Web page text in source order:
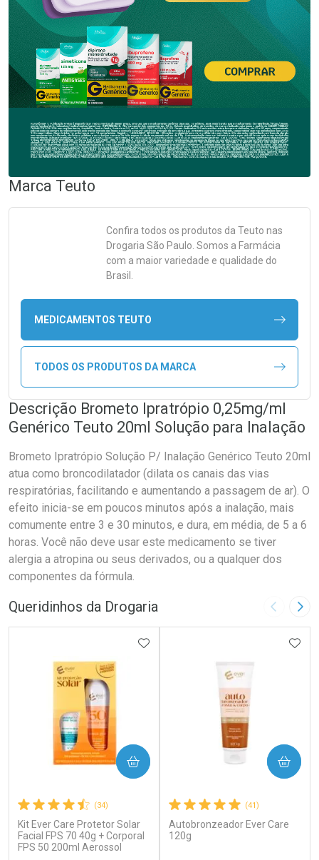
Marca Teuto
Confira todos os produtos da Teuto nas
Drogaria São Paulo. Somos a Farmácia
com a maior variedade e qualidade do
Brasil.
MEDICAMENTOS TEUTO
TODOS OS PRODUTOS DA MARCA
Descrição Brometo Ipratrópio 0,25mg/ml
Genérico Teuto 20ml Solução para Inalação
Brometo Ipratrópio Solução P/ Inalação Genérico Teuto 20ml
atua como broncodilatador (dilata os canais das vias
respiratórias, facilitando e aumentando a passagem de ar). O
efeito inicia-se em poucos minutos após a inalação, mais
comumente entre 3 e 30 minutos, e dura, em média, de 5 a 6
horas. Você não deve usar este medicamento se tiver
alergia a atropina ou seus derivados, ou a qualquer dos
componentes da fórmula.
Queridinhos da Drogaria Imagem
(34)
Kit Ever Care Protetor Solar
Facial FPS 70 40g + Corporal
FPS 50 200ml Aerossol
ADICIONAR AOS FAVORITOS
COMPRAR
(41)
Autobronzeador Ever Care
120g
COMPRAR